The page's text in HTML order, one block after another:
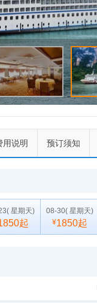
用说明 预订须知
( 星期天)
起
08-30( 星期天)
¥1850起